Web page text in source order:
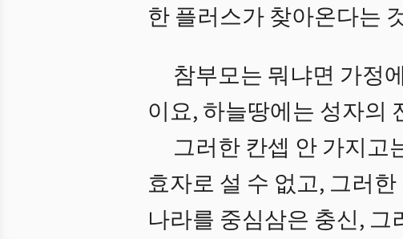
한 플러스가 찾아온다는
참부모는 뭐냐면 가정
이요, 하늘땅에는 성자의
그러한 칸셉 안 가지고
효자로 설 수 없고, 그러
나라를 중심삼은 충신,